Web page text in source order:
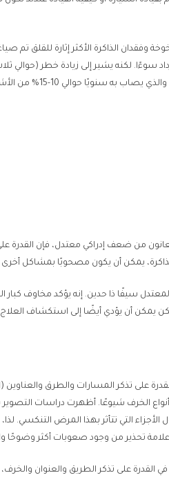
وفقدان الذاكرة الأكثر إثارة للقلق
سوءًا. لكنه يشير إلى زيادة خطر (حوالي
التنكس العصبي في
من ضعف إدراكي معتدل، فإن القدرة على
يمكن أن يكون مصحوبًا بمشاكل أخرى في
سيفًا ذا حدين. إنه يؤكد مخاوف كبار
يمكن أن يؤدي أيضًا إلى استكشاف
القدرة على تذكر المسارات والطرق
التي تتأثر بهذا المرض التنكسي.
تحذير من وجود صعوبات أكثر وضوحًا
في القدرة على تذكر الطريق والعنوان